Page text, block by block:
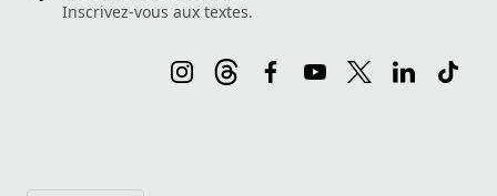
Inscrivez-vous aux textes.